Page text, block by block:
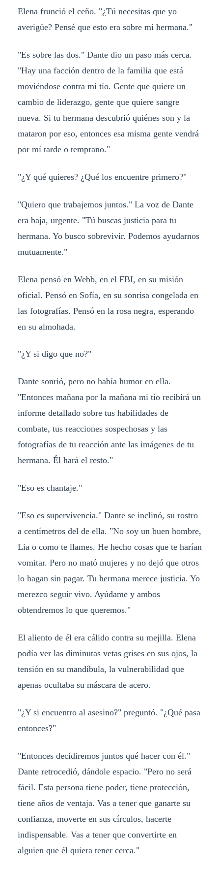
Elena frunció el ceño. "¿Tú necesitas que yo
averigüe? Pensé que esto era sobre mi hermana."
"Es sobre las dos." Dante dio un paso más cerca.
"Hay una facción dentro de la familia que está
moviéndose contra mi tío. Gente que quiere un
cambio de liderazgo, gente que quiere sangre
nueva. Si tu hermana descubrió quiénes son y la
mataron por eso, entonces esa misma gente vendrá
por mí tarde o temprano."
"¿Y qué quieres? ¿Qué los encuentre primero?"
"Quiero que trabajemos juntos." La voz de Dante
era baja, urgente. "Tú buscas justicia para tu
hermana. Yo busco sobrevivir. Podemos ayudarnos
mutuamente."
Elena pensó en Webb, en el FBI, en su misión
oficial. Pensó en Sofía, en su sonrisa congelada en
las fotografías. Pensó en la rosa negra, esperando
en su almohada.
"¿Y si digo que no?"
Dante sonrió, pero no había humor en ella.
"Entonces mañana por la mañana mi tío recibirá un
informe detallado sobre tus habilidades de
combate, tus reacciones sospechosas y las
fotografías de tu reacción ante las imágenes de tu
hermana. Él hará el resto."
"Eso es chantaje."
"Eso es supervivencia." Dante se inclinó, su rostro
a centímetros del de ella. "No soy un buen hombre,
Lia o como te llames. He hecho cosas que te harían
vomitar. Pero no mató mujeres y no dejó que otros
lo hagan sin pagar. Tu hermana merece justicia. Yo
merezco seguir vivo. Ayúdame y ambos
obtendremos lo que queremos."
El aliento de él era cálido contra su mejilla. Elena
podía ver las diminutas vetas grises en sus ojos, la
tensión en su mandíbula, la vulnerabilidad que
apenas ocultaba su máscara de acero.
"¿Y si encuentro al asesino?" preguntó. "¿Qué pasa
entonces?"
"Entonces decidiremos juntos qué hacer con él."
Dante retrocedió, dándole espacio. "Pero no será
fácil. Esta persona tiene poder, tiene protección,
tiene años de ventaja. Vas a tener que ganarte su
confianza, moverte en sus círculos, hacerte
indispensable. Vas a tener que convertirte en
alguien que él quiera tener cerca."